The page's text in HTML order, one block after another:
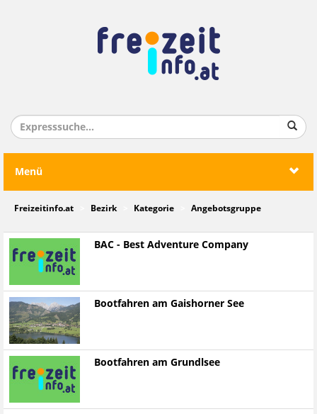
Menü
Freizeitinfo.at Bezirk Kategorie Angebotsgruppe
BAC - Best Adventure Company
Bootfahren am Gaishorner See
Bootfahren am Grundlsee